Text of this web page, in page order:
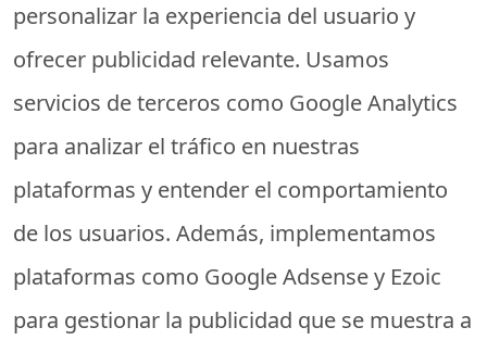
personalizar la experiencia del usuario y
ofrecer publicidad relevante. Usamos
servicios de terceros como Google Analytics
para analizar el tráfico en nuestras
plataformas y entender el comportamiento
de los usuarios. Además, implementamos
plataformas como Google Adsense y Ezoic
para gestionar la publicidad que se muestra a